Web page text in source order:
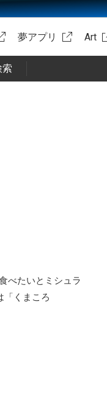
夢アプリ Art
索
べたいとミシュラ
くまころ